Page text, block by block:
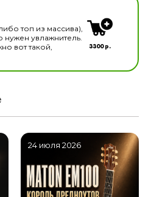
топ из массива),
нужен увлажнитель.
вот такой,
3300 р.
24 июля 2026